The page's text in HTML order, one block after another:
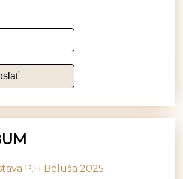
P.H Beluša 2025